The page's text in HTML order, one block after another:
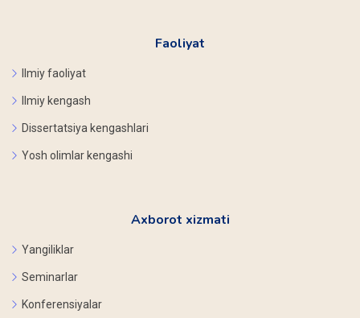
Faoliyat
Ilmiy faoliyat
Ilmiy kengash
Dissertatsiya kengashlari
Yosh olimlar kengashi
Axborot xizmati
Yangiliklar
Seminarlar
Konferensiyalar